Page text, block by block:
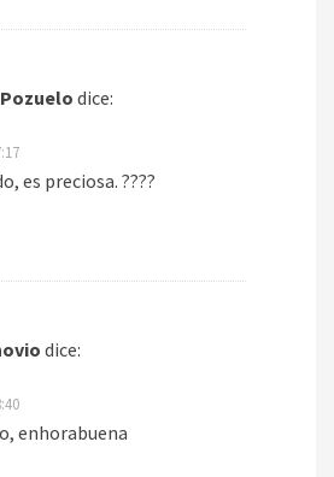
dice:
es preciosa. ????
dice:
enhorabuena